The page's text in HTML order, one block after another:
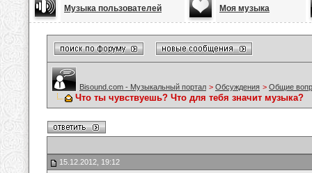
Музыка пользователей Моя музыка
Bisound.com - Музыкальный портал > Обсуждения > Общие
Что ты чувствуешь? Что для тебя значит музыка?
15.12.2012, 19:12